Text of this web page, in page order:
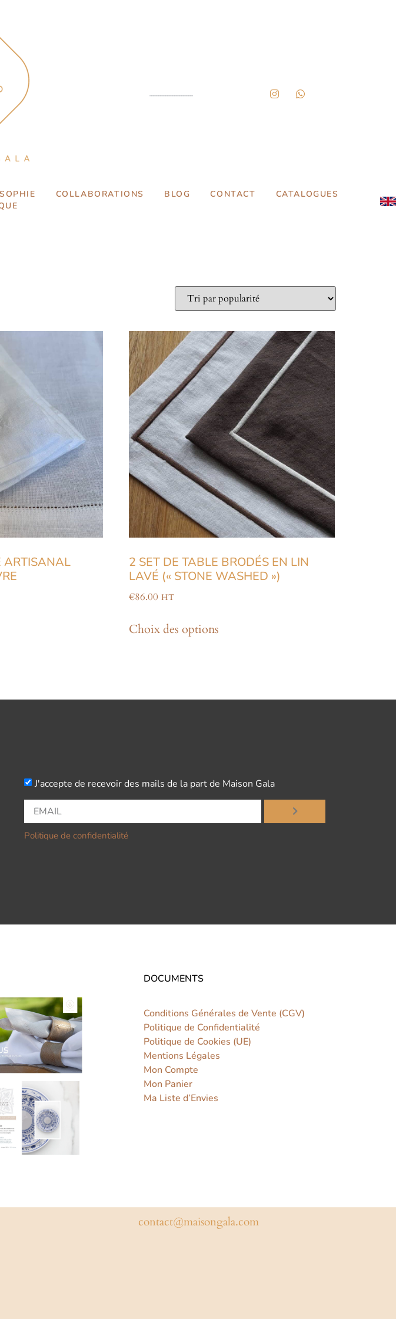
COLLABORATIONS BLOG CONTACT
CATALOGUES
ARTISANAL
2 SET DE TABLE BRODÉS EN LIN
LAVÉ (« STONE WASHED »)
€86.00 HT
Choix des options
J'accepte de recevoir des mails de la part de Maison Gala
Politique de confidentialité
DOCUMENTS
Conditions Générales de Vente (CGV)
Politique de Confidentialité
Politique de Cookies (UE)
Mentions Légales
Mon Compte
Mon Panier
Ma Liste d’Envies
contact@maisongala.com